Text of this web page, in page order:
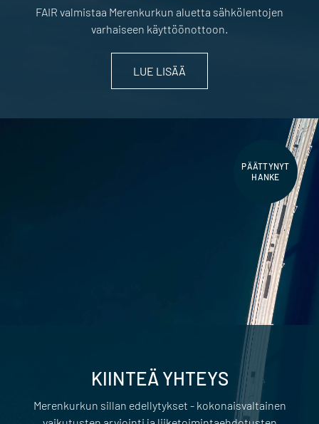
FAIR valmistaa Merenkurkun aluetta sähkölentojen
varhaiseen käyttöönottoon.
LUE LISÄÄ
PÄÄTTYNYT
HANKE
KIINTEÄ YHTEYS
Merenkurkun sillan edellytykset - kokonaisvaltainen